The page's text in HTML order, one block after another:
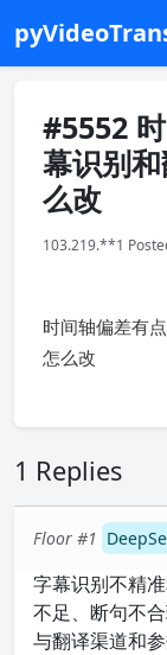
#5552
幕识别
么改
103.219.**1
时间轴偏差有
怎么改
1 Replies
Floor #1
字幕识别不精
不足、断句不
与翻译渠道和